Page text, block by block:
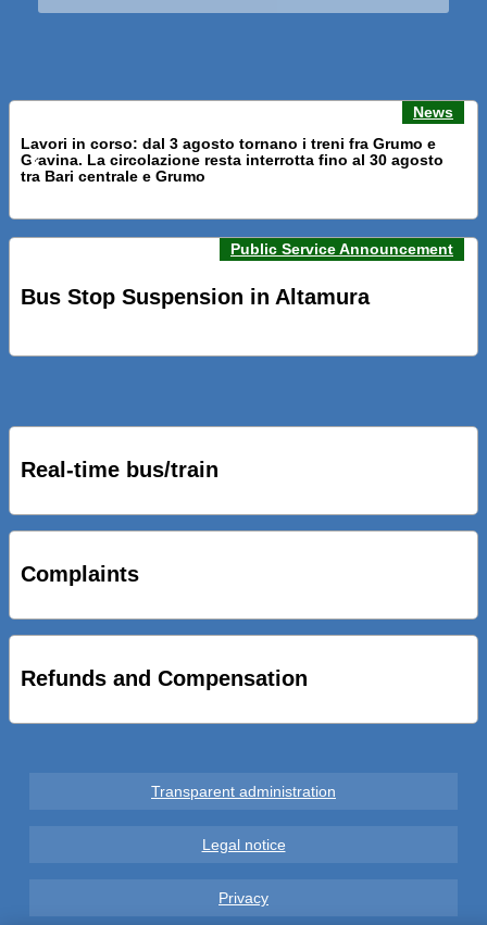
News
Lavori in corso: dal 3 agosto tornano i treni fra Grumo e
Gravina. La circolazione resta interrotta fino al 30 agosto
tra Bari centrale e Grumo
PRESENTATI A BARI NUOVI SERVIZI FALMAPS E LIVECHAT.
IL TUO BUS ED IL TUO TRENO
CICLOPEDONALE FAL CONSEGNA ALLA CITTA’ LE NOVE
OPERE DEL PROGETTO
AL VIA SERVIZIO DI BIKE SHARING A POTENZA CON
VAIMOO PER UTENTI FAL SCONTI SULL’UTILIZZO DELLE
Previous news Next
Public Service Announcement
Bus Stop Suspension in Altamura
Real-time bus/train
Complaints
Refunds and Compensation
Transparent administration
Legal notice
Privacy